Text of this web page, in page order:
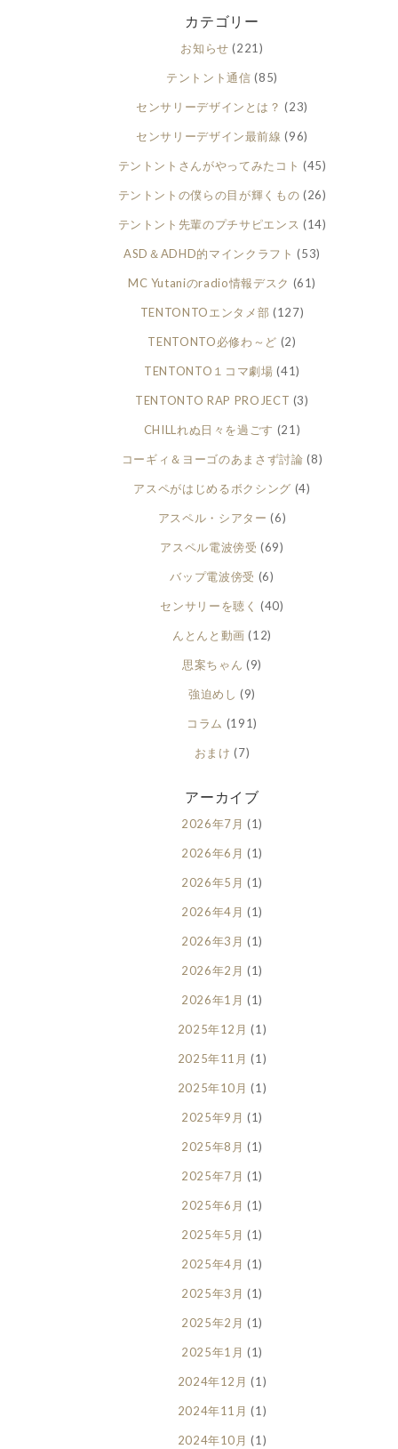
カテゴリー
お知らせ (221)
テントント通信 (85)
センサリーデザインとは？ (23)
センサリーデザイン最前線 (96)
テントントさんがやってみたコト (45)
テントントの僕らの目が輝くもの (26)
テントント先輩のプチサピエンス (14)
ASD＆ADHD的マインクラフト (53)
MC Yutaniのradio情報デスク (61)
TENTONTOエンタメ部 (127)
TENTONTO必修わ～ど (2)
TENTONTO１コマ劇場 (41)
TENTONTO RAP PROJECT (3)
CHILLれぬ日々を過ごす (21)
コーギィ＆ヨーゴのあまさず討論 (8)
アスペがはじめるボクシング (4)
アスペル・シアター (6)
アスペル電波傍受 (69)
バップ電波傍受 (6)
センサリーを聴く (40)
んとんと動画 (12)
思案ちゃん (9)
強迫めし (9)
コラム (191)
おまけ (7)
アーカイブ
2026年7月 (1)
2026年6月 (1)
2026年5月 (1)
2026年4月 (1)
2026年3月 (1)
2026年2月 (1)
2026年1月 (1)
2025年12月 (1)
2025年11月 (1)
2025年10月 (1)
2025年9月 (1)
2025年8月 (1)
2025年7月 (1)
2025年6月 (1)
2025年5月 (1)
2025年4月 (1)
2025年3月 (1)
2025年2月 (1)
2025年1月 (1)
2024年12月 (1)
2024年11月 (1)
2024年10月 (1)